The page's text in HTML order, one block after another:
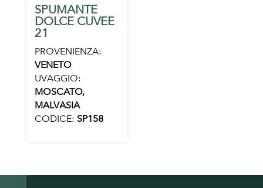
SPUMANTE
DOLCE CUVEE
21
PROVENIENZA:
VENETO
UVAGGIO:
MOSCATO,
MALVASIA
CODICE: SP158